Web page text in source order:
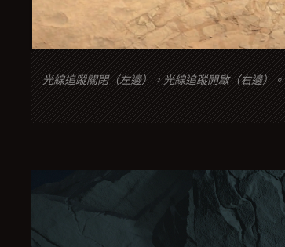
光線追蹤關閉（左邊），光線追蹤開啟（右邊）。